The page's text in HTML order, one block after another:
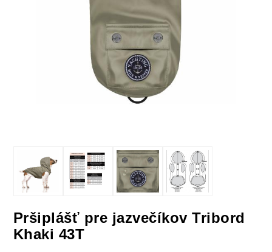
Pršiplášť pre jazvečíkov Tribord
Khaki 43T